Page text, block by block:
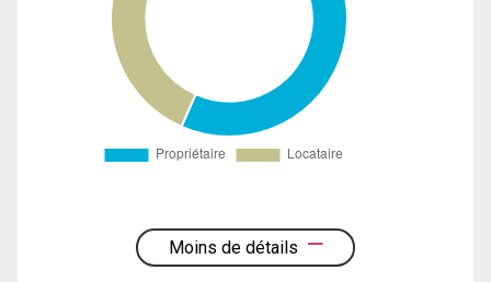
Moins de détails